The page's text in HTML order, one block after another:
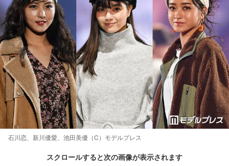
石川恋、新川優愛、池田美優（C）モデルプレス
スクロールすると次の画像が表示されます